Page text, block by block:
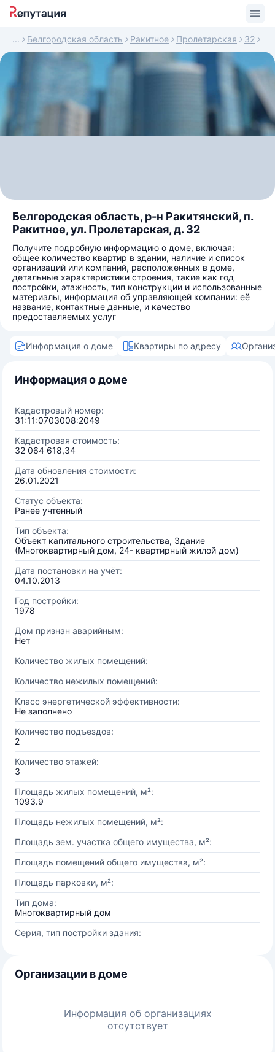
Белгородская область Ракитное Пролетарская 32
Белгородская область, р-н Ракитянский, п.
Ракитное, ул. Пролетарская, д. 32
Получите подробную информацию о доме, включая:
общее количество квартир в здании, наличие и список
организаций или компаний, расположенных в доме,
детальные характеристики строения, такие как год
постройки, этажность, тип конструкции и использованные
материалы, информация об управляющей компании: её
название, контактные данные, и качество
предоставляемых услуг
Информация о доме Квартиры по адресу
Информация о доме
Кадастровый номер:
31:11:0703008:2049
Кадастровая стоимость:
32 064 618,34
Дата обновления стоимости:
26.01.2021
Статус объекта:
Ранее учтенный
Тип объекта:
Объект капитального строительства, Здание
(Многоквартирный дом, 24- квартирный жилой дом)
Дата постановки на учёт:
04.10.2013
Год постройки:
1978
Дом признан аварийным:
Нет
Количество жилых помещений:
Количество нежилых помещений:
Класс энергетической эффективности:
Не заполнено
Количество подъездов:
2
Количество этажей:
3
Площадь жилых помещений, м²:
1093.9
Площадь нежилых помещений, м²:
Площадь зем. участка общего имущества, м²:
Площадь помещений общего имущества, м²:
Площадь парковки, м²:
Тип дома:
Многоквартирный дом
Серия, тип постройки здания:
Организации в доме
Информация об организациях
отсутствует